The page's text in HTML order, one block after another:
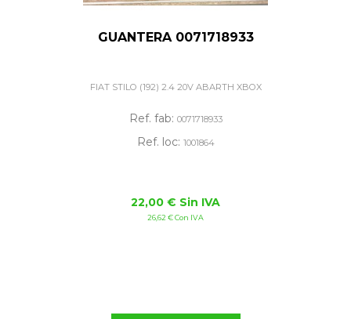
GUANTERA 0071718933
FIAT STILO (192) 2.4 20V ABARTH XBOX
Ref. fab: 0071718933
Ref. loc: 1001864
22,00 € Sin IVA
26,62 € Con IVA